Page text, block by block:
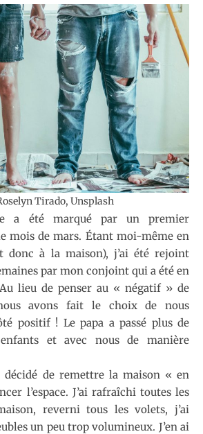
Tirado, Unsplash
a été marqué par un premier
mois de mars. Étant moi-même en
donc à la maison), j’ai été rejoint
par mon conjoint qui a été en
lieu de penser au « négatif » de
avons fait le choix de nous
positif ! Le papa a passé plus de
et avec nous de manière
décidé de remettre la maison « en
l’espace. J’ai rafraîchi toutes les
reverni tous les volets, j’ai
un peu trop volumineux. J’en ai